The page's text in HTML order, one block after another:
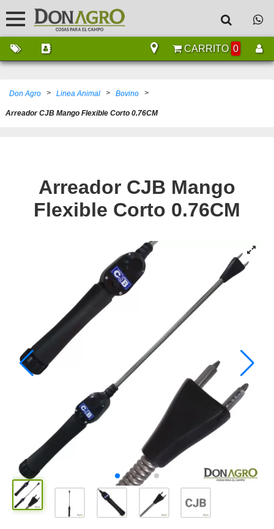
CARRITO 0
Don Agro > Linea Animal > Bovino >
Arreador CJB Mango Flexible Corto 0.76CM
Arreador CJB Mango
Flexible Corto 0.76CM